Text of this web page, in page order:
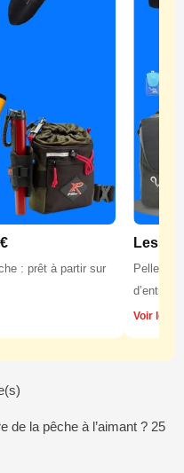
: prêt à partir sur
Les
Pelles,
Voir les
de la pêche à l’aimant ? 25